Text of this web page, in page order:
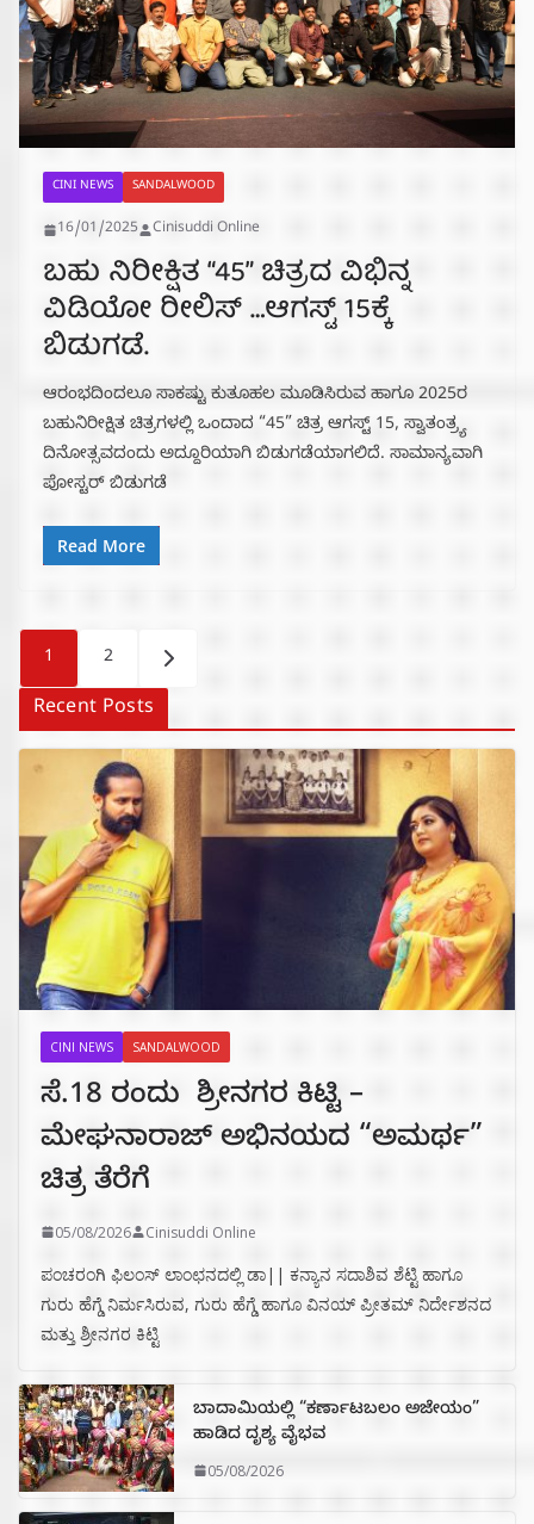
CINI NEWS SANDALWOOD
16/01/2025 Cinisuddi Online
ಬಹು ನಿರೀಕ್ಷಿತ “45” ಚಿತ್ರದ ವಿಭಿನ್ನ
ವಿಡಿಯೋ ರೀಲಿಸ್ …ಆಗಸ್ಟ್ 15ಕ್ಕೆ
ಬಿಡುಗಡೆ.
ಆರಂಭದಿಂದಲೂ ಸಾಕಷ್ಟು ಕುತೂಹಲ ಮೂಡಿಸಿರುವ‌ ಹಾಗೂ 2025ರ
ಬಹುನಿರೀಕ್ಷಿತ ಚಿತ್ರಗಳಲ್ಲಿ ಒಂದಾದ “45” ಚಿತ್ರ ಆಗಸ್ಟ್ 15, ಸ್ವಾತಂತ್ರ್ಯ
ದಿನೋತ್ಸವದಂದು ಅದ್ದೂರಿಯಾಗಿ ಬಿಡುಗಡೆಯಾಗಲಿದೆ. ಸಾಮಾನ್ಯವಾಗಿ
ಪೋಸ್ಟರ್ ಬಿಡುಗಡೆ
Read More
Posts
pagination
1 2
Recent Posts
CINI NEWS SANDALWOOD
ಸೆ.18 ರಂದು ಶ್ರೀನಗರ ಕಿಟ್ಟಿ –
ಮೇಘನಾರಾಜ್ ಅಭಿನಯದ “ಅಮರ್ಥ”
ಚಿತ್ರ ತೆರೆಗೆ
05/08/2026 Cinisuddi Online
ಪಂಚರಂಗಿ ಫಿಲಂಸ್ ಲಾಂಛನದಲ್ಲಿ ಡಾ|| ಕನ್ಯಾನ ಸದಾಶಿವ ಶೆಟ್ಟಿ ಹಾಗೂ
ಗುರು ಹೆಗ್ಡೆ ನಿರ್ಮಸಿರುವ, ಗುರು ಹೆಗ್ಡೆ ಹಾಗೂ ವಿನಯ್ ಪ್ರೀತಮ್ ನಿರ್ದೇಶನದ
ಮತ್ತು ಶ್ರೀನಗರ ಕಿಟ್ಟಿ
ಬಾದಾಮಿಯಲ್ಲಿ “ಕರ್ಣಾಟಬಲಂ ಅಜೇಯಂ”
ಹಾಡಿದ ದೃಶ್ಯ ವೈಭವ
05/08/2026